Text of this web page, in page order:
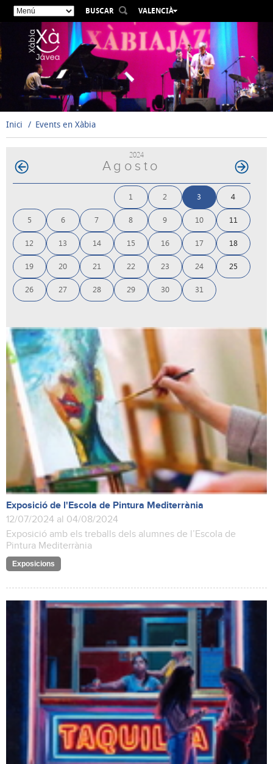
BUSCAR
VALENCIÀ
ESPAÑOL
ENGLISH
DEUTSCH
РУССКИЙ
Inici Events en Xàbia
2024
Agosto
1 2 3 4
5 6 7 8 9 10 11
12 13 14 15 16 17 18
19 20 21 22 23 24 25
26 27 28 29 30 31
Exposició de l'Escola de Pintura Mediterrània
12/07/2024 al 04/08/2024
Exposició amb els treballs dels alumnes de l’Escola de
Pintura Mediterrània
Exposicions